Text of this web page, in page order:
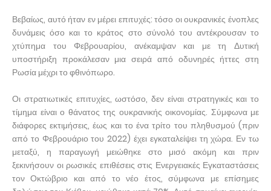
Βεβαίως, αυτό ήταν εν μέρει επιτυχές: τόσο οι ουκρανικές ένοπλες
δυνάμεις όσο και το κράτος στο σύνολό του αντέκρουσαν το
χτύπημα του Φεβρουαρίου, ανέκαμψαν και με τη Δυτική
υποστήριξη προκάλεσαν μια σειρά από οδυνηρές ήττες στη
Ρωσία μέχρι το φθινόπωρο.
Οι στρατιωτικές επιτυχίες, ωστόσο, δεν είναι στρατηγικές και το
τίμημα είναι ο θάνατος της ουκρανικής οικονομίας. Σύμφωνα με
διάφορες εκτιμήσεις, έως και το ένα τρίτο του πληθυσμού (πριν
από το Φεβρουάριο του 2022) έχει εγκαταλείψει τη χώρα. Εν τω
μεταξύ, η παραγωγή μειώθηκε στο μισό ακόμη και πριν
ξεκινήσουν οι ρωσικές επιθέσεις στις Ενεργειακές Εγκαταστάσεις
τον Οκτώβριο και από το νέο έτος, σύμφωνα με επίσημες